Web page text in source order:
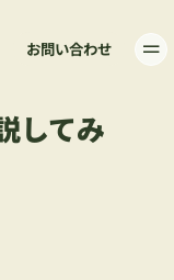
お問い合わせ
してみ